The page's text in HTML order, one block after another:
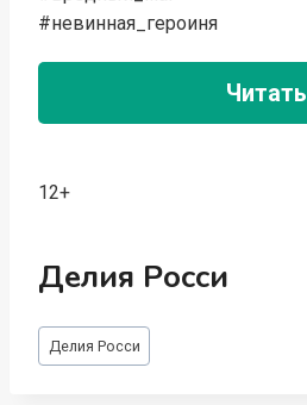
#невинная_героиня
Читать
12+
Делия Росси
Метки
записи:
Делия Росси